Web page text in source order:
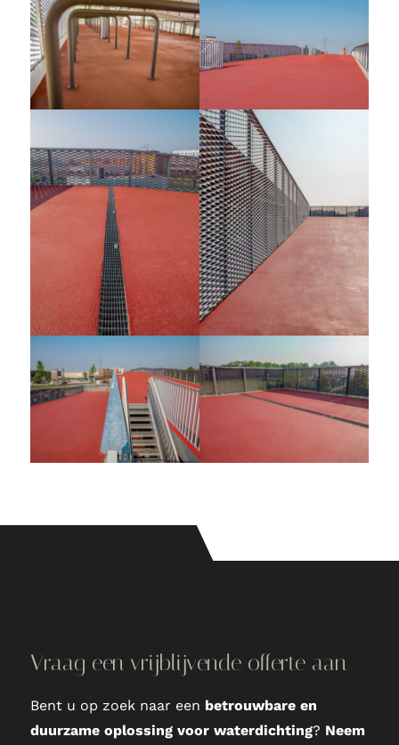
Vraag een vrijblijvende offerte aan
Bent u op zoek naar een betrouwbare en
duurzame oplossing voor waterdichting? Neem